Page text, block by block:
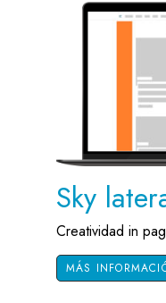
Sky
Creatividad in
MÁS